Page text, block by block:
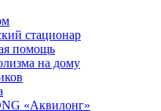
стационар
помощь
на дому
«Аквилонг»